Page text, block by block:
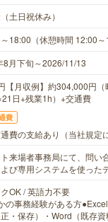
土日祝休み）
18:00（休憩時間 12:00～
8月下旬～2026/11/13
【月収例】約304,000円
日+残業1h）+交通費
費
費の支給あり（当社規定
来場者事務局にて、問い
び専用システムを使っ
OK / 英語力不要
の事務経験がある方
・保存）・Word（既存